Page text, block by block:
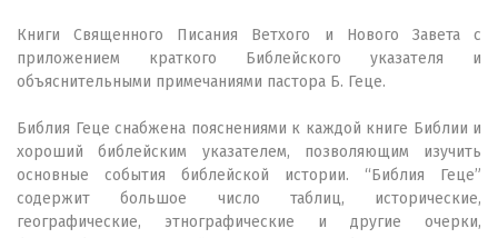
Книги Священного Писания Ветхого и Нового Завета с
приложением краткого Библейского указателя и
объяснительными примечаниями пастора Б. Геце.
Библия Геце снабжена пояснениями к каждой книге Библии и
хороший библейским указателем, позволяющим изучить
основные события библейской истории. “Библия Геце”
содержит большое число таблиц, исторические,
географические, этнографические и другие очерки,